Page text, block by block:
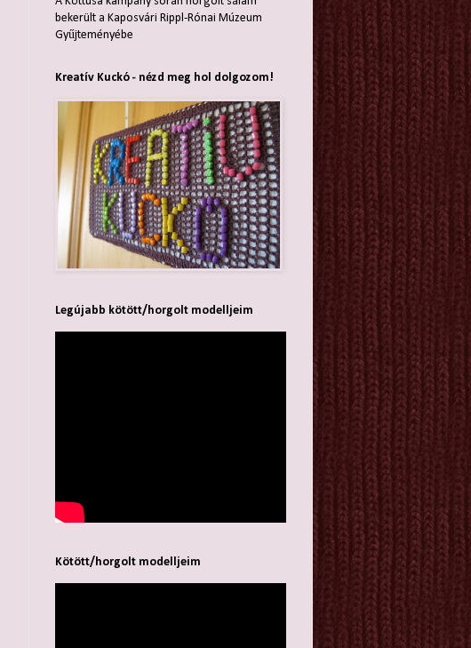
bekerült a Kaposvári Rippl-Rónai Múzeum
Gyűjteményébe
Kreatív Kuckó - nézd meg hol dolgozom!
Legújabb kötött/horgolt modelljeim
Kötött/horgolt modelljeim